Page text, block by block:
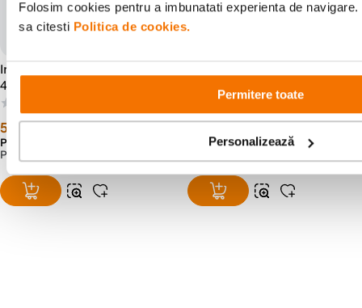
Folosim cookies pentru a imbunatati experienta de
sa citesti Politica de cookies.
Permitere toate
Personalizează
Irix Revo Filtru UV Protect
49mm
59 99 lei
Preț anterior:
PRP:
(0)
5999 lei